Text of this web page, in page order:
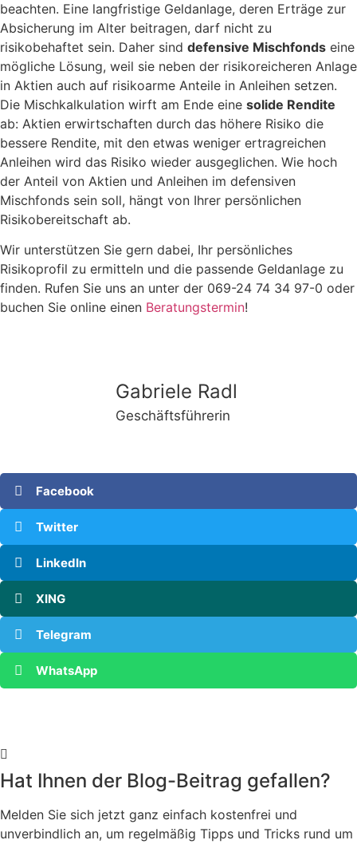
beachten. Eine langfristige Geldanlage, deren Erträge zur
Absicherung im Alter beitragen, darf nicht zu
risikobehaftet sein. Daher sind defensive Mischfonds eine
mögliche Lösung, weil sie neben der risikoreicheren Anlage
in Aktien auch auf risikoarme Anteile in Anleihen setzen.
Die Mischkalkulation wirft am Ende eine solide Rendite
ab: Aktien erwirtschaften durch das höhere Risiko die
bessere Rendite, mit den etwas weniger ertragreichen
Anleihen wird das Risiko wieder ausgeglichen. Wie hoch
der Anteil von Aktien und Anleihen im defensiven
Mischfonds sein soll, hängt von Ihrer persönlichen
Risikobereitschaft ab.
Wir unterstützen Sie gern dabei, Ihr persönliches
Risikoprofil zu ermitteln und die passende Geldanlage zu
finden. Rufen Sie uns an unter der 069-24 74 34 97-0 oder
buchen Sie online einen Beratungstermin!
Gabriele Radl
Geschäftsführerin
Facebook
Twitter
LinkedIn
XING
Telegram
WhatsApp
Hat Ihnen der Blog-Beitrag gefallen?
Melden Sie sich jetzt ganz einfach kostenfrei und
unverbindlich an, um regelmäßig Tipps und Tricks rund um